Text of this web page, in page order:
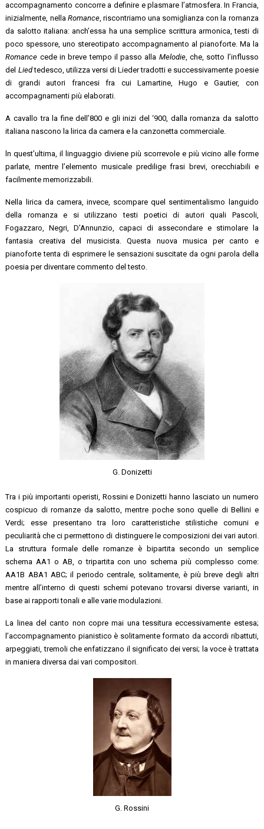
accompagnamento concorre a definire e plasmare l’atmosfera. In Francia,
inizialmente, nella Romance, riscontriamo una somiglianza con la romanza
da salotto italiana: anch’essa ha una semplice scrittura armonica, testi di
poco spessore, uno stereotipato accompagnamento al pianoforte. Ma la
Romance cede in breve tempo il passo alla Melodie, che, sotto l’influsso
del Liedtedesco, utilizza versi di Lieder tradotti e successivamente poesie
di grandi autori francesi fra cui Lamartine, Hugo e Gautier, con
accompagnamenti più elaborati.
A cavallo tra la fine dell’800 e gli inizi del ‘900, dalla romanza da salotto
italiana nascono la lirica da camera e la canzonetta commerciale.
ln quest’ultima, il linguaggio diviene più scorrevole e più vicino alle forme
parlate, mentre l’elemento musicale predilige frasi brevi, orecchiabili e
facilmente memorizzabili.
Nella lirica da camera, invece, scompare quel sentimentalismo languido
della romanza e si utilizzano testi poetici di autori quali Pascoli,
Fogazzaro, Negri, D’Annunzio, capaci di assecondare e stimolare la
fantasia creativa del musicista. Questa nuova musica per canto e
pianoforte tenta di esprimere le sensazioni suscitate da ogni parola della
poesia per diventare commento del testo.
G. Donizetti
Tra i più importanti operisti, Rossini e Donizetti hanno lasciato un numero
cospicuo di romanze da salotto, mentre poche sono quelle di Bellini e
Verdi; esse presentano tra loro caratteristiche stilistiche comuni e
peculiarità che ci permettono di distinguere le composizioni dei vari autori.
La struttura formale delle romanze è bipartita secondo un semplice
schema AA1 o AB, o tripartita con uno schema più complesso come:
AA1B ABA1 ABC; il periodo centrale, solitamente, è più breve degli altri
mentre all’interno di questi schemi potevano trovarsi diverse varianti, in
base ai rapporti tonali e alle varie modulazioni.
La linea del canto non copre mai una tessitura eccessivamente estesa;
l’accompagnamento pianistico è solitamente formato da accordi ribattuti,
arpeggiati, tremoli che enfatizzano il significato dei versi; la voce è trattata
in maniera diversa dai vari compositori.
G. Rossini